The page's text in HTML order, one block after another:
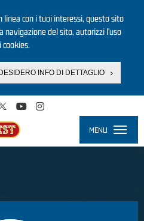
con i tuoi interessi, questo sito
navigazione del sito, autorizzi l’uso
cookies.
INFO DI DETTAGLIO
MENU